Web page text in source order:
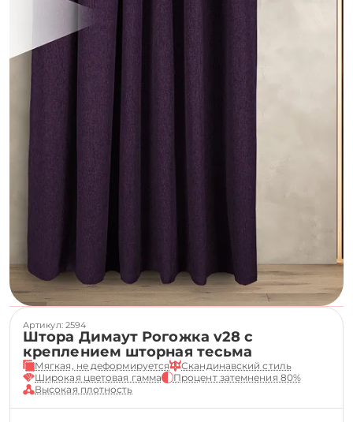
Артикул: 2594
Штора Димаут Рогожка v28 с
креплением шторная тесьма
Мягкая, не деформируется
Скандинавский стиль
Широкая цветовая гамма
Процент затемнения 80%
Высокая плотность